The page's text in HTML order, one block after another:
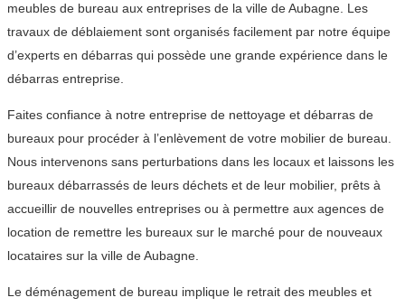
meubles de bureau aux entreprises de la ville de Aubagne. Les
travaux de déblaiement sont organisés facilement par notre équipe
d’experts en débarras qui possède une grande expérience dans le
débarras entreprise.
Faites confiance à notre entreprise de nettoyage et débarras de
bureaux pour procéder à l’enlèvement de votre mobilier de bureau.
Nous intervenons sans perturbations dans les locaux et laissons les
bureaux débarrassés de leurs déchets et de leur mobilier, prêts à
accueillir de nouvelles entreprises ou à permettre aux agences de
location de remettre les bureaux sur le marché pour de nouveaux
locataires sur la ville de Aubagne.
Le déménagement de bureau implique le retrait des meubles et